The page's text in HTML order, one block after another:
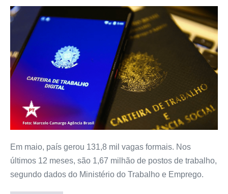
Em maio, país gerou 131,8 mil vagas formais. Nos
últimos 12 meses, são 1,67 milhão de postos de trabalho,
segundo dados do Ministério do Trabalho e Emprego.